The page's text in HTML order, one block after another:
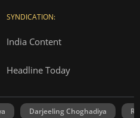
SYNDICATION:
India Content
Headline Today
Darjeeling Choghadiya